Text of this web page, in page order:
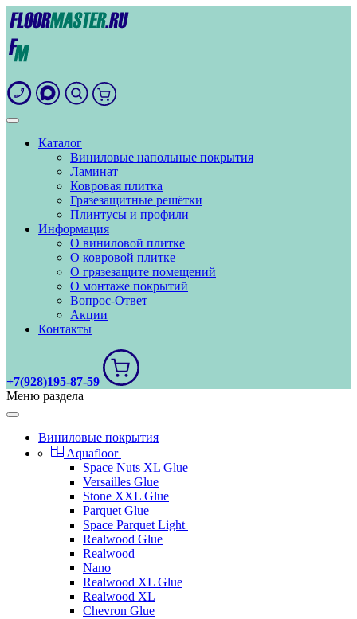
Каталог
Виниловые напольные покрытия
Ламинат
Ковровая плитка
Грязезащитные решётки
Плинтусы и профили
Информация
О виниловой плитке
О ковровой плитке
О грязезащите помещений
О монтаже покрытий
Вопрос-Ответ
Акции
Контакты
+7(928)195-87-59
Меню раздела
Виниловые покрытия
Aquafloor
Space Nuts XL Glue
Versailles Glue
Stone XXL Glue
Parquet Glue
Space Parquet Light
Realwood Glue
Realwood
Nano
Realwood XL Glue
Realwood XL
Chevron Glue